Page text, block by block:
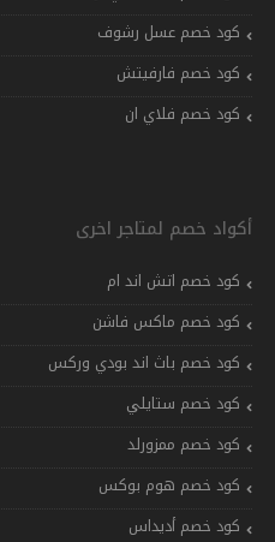
كود خصم عسل رشوف
كود خصم فارفيتش
كود خصم فلاي ان
أكواد خصم لمتاجر اخرى
كود خصم اتش اند ام
كود خصم ماكس فاشن
كود خصم باث اند بودي وركس
كود خصم ستايلي
كود خصم ممزورلد
كود خصم هوم بوكس
كود خصم أديداس